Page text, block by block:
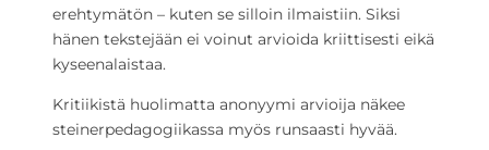
erehtymätön – kuten se silloin ilmaistiin. Siksi
hänen tekstejään ei voinut arvioida kriittisesti eikä
kyseenalaistaa.
Kritiikistä huolimatta anonyymi arvioija näkee
steinerpedagogiikassa myös runsaasti hyvää.